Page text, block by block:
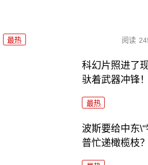
最热 阅读
科幻片照进了
驮着武器冲锋！
最热
波斯要给中东
普忙递橄榄枝？